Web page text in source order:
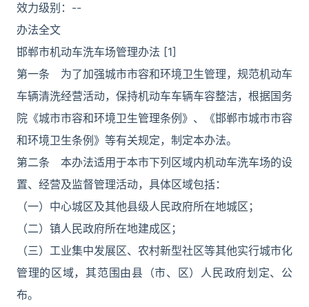
效力级别：--
办法全文
邯郸市机动车洗车场管理办法 [1]
第一条 为了加强城市市容和环境卫生管理，规范机动车
车辆清洗经营活动，保持机动车车辆车容整洁，根据国务
院《城市市容和环境卫生管理条例》、《邯郸市城市市容
和环境卫生条例》等有关规定，制定本办法。
第二条 本办法适用于本市下列区域内机动车洗车场的设
置、经营及监督管理活动，具体区域包括：
（一）中心城区及其他县级人民政府所在地城区；
（二）镇人民政府所在地建成区；
（三）工业集中发展区、农村新型社区等其他实行城市化
管理的区域，其范围由县（市、区）人民政府划定、公
布。